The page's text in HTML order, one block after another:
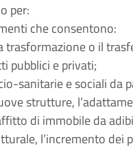
per:
che consentono:
trasformazione o il
pubblici e privati;
sanitarie e sociali da
strutture,
di immobile da
l’incremento dei